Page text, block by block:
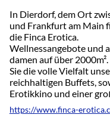
In Dierdorf, dem Ort
und Frankfurt am Main
die Finca Erotica.
Wellnessangebote und
damen auf über
Sie die volle Vielfalt
reichhaltigen Buffets,
Erotikkino und einer
https://www.finca-